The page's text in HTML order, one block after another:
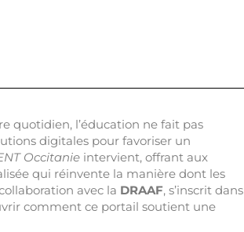
quotidien, l’éducation ne fait pas
digitales pour favoriser un
Occitanie intervient, offrant aux
qui réinvente la manière dont les
avec la DRAAF, s’inscrit dans
comment ce portail soutient une